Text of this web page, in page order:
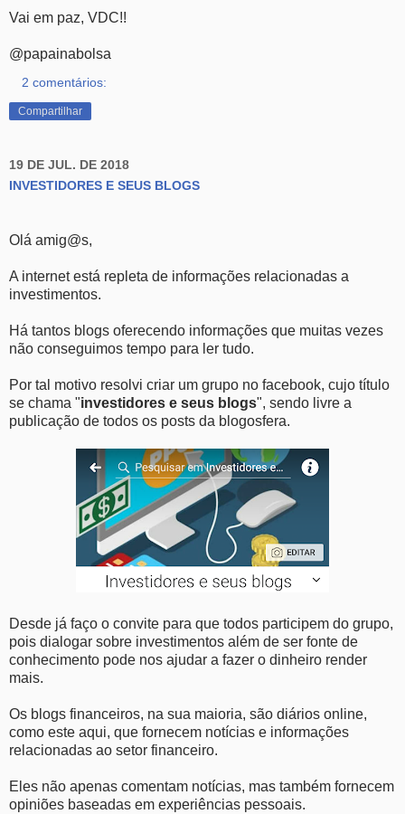
Vai em paz, VDC!!
@papainabolsa
2 comentários:
Compartilhar
19 DE JUL. DE 2018
INVESTIDORES E SEUS BLOGS
Olá amig@s,
A internet está repleta de informações relacionadas a
investimentos.
Há tantos blogs oferecendo informações que muitas vezes
não conseguimos tempo para ler tudo.
Por tal motivo resolvi criar um grupo no facebook, cujo título
se chama "investidores e seus blogs", sendo livre a
publicação de todos os posts da blogosfera.
Desde já faço o convite para que todos participem do grupo,
pois dialogar sobre investimentos além de ser fonte de
conhecimento pode nos ajudar a fazer o dinheiro render
mais.
Os blogs financeiros, na sua maioria, são diários online,
como este aqui, que fornecem notícias e informações
relacionadas ao setor financeiro.
Eles não apenas comentam notícias, mas também fornecem
opiniões baseadas em experiências pessoais.